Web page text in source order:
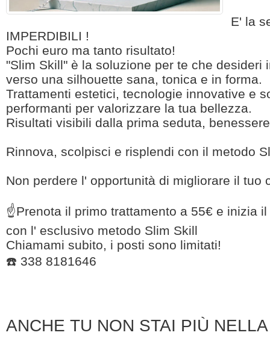
E' la
IMPERDIBILI !
Pochi euro ma tanto risultato!
"Slim Skill" è la soluzione per te che desideri
verso una silhouette sana, tonica e in forma.
Trattamenti estetici, tecnologie innovative e
performanti per valorizzare la tua bellezza.
Risultati visibili dalla prima seduta,
Rinnova, scolpisci e risplendi con il metodo
Non perdere l' opportunità di migliorare il tuo
☝️Prenota il primo trattamento a 55€ e inizia
con l' esclusivo metodo Slim Skill
Chiamami subito, i posti sono limitati!
☎️ 338 8181646
ANCHE TU NON STAI PIÙ